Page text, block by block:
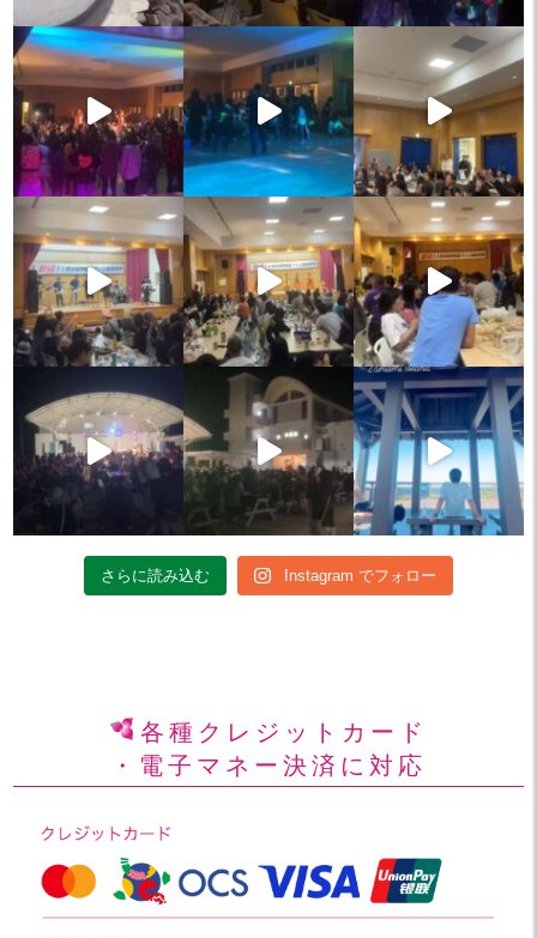
さらに読み込む Instagram でフォロー
各種クレジットカード
・電子マネー決済に対応